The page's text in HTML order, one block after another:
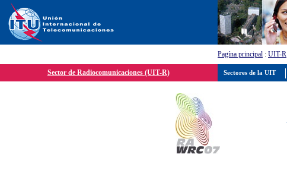
Pagína principal : UIT-R
Sector de Radiocomunicaciones (UIT-R) Sectores de la UIT